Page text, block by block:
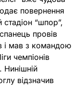
повернення
стадіон “шпор”,
провів
і мав з командою
чемпіонів
Нинішній
відзначив